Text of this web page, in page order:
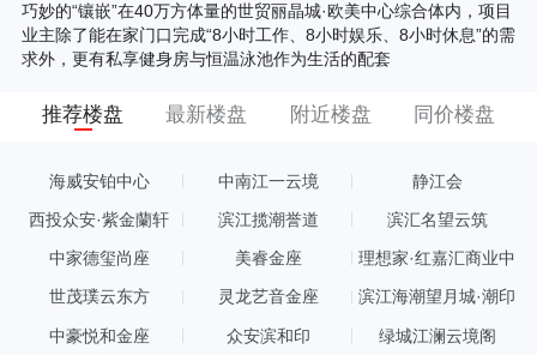
巧妙的“镶嵌”在40万方体量的世贸丽晶城·欧美中心综合体内，项目
业主除了能在家门口完成“8小时工作、8小时娱乐、8小时休息”的需
求外，更有私享健身房与恒温泳池作为生活的配套
推荐楼盘 最新楼盘 附近楼盘 同价楼盘
海威安铂中心 中南江一云境 静江会
西投众安·紫金蘭轩 滨江揽潮誉道 滨汇名望云筑
中家德玺尚座 美睿金座
理想家·红嘉汇商业中
世茂璞云东方 灵龙艺音金座 滨江海潮望月城·潮印
中豪悦和金座 众安滨和印 绿城江澜云境阁